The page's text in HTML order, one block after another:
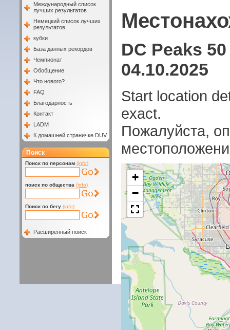
Международный список
лучших результатов
Немецкий список лучших
результатов
кубки
База данных рекордов
Чемпионат
Обобщение
Что нового?
FAQ
Благодарность
Контакт
LADM
К домашней страничке DUV
Поиск
Поиск по персонам (info)
поиск по общества (info)
Поиск по бегу (info)
Расширенный поиск
DC Peaks
04.10.2025
Start location
exact.
Пожалуйста,
+
−